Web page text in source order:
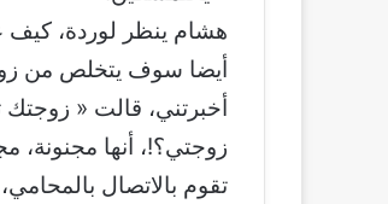
هشام ينظر لوردة، كيف
أيضا سوف يتخلص من
أخبرتني، قالت « زوجتك
زوجتي؟!، أنها مجنونة،
تقوم بالاتصال